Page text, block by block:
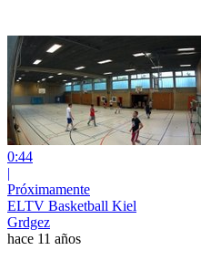
0:44
|
Próximamente
ELTV Basketball Kiel
Grdgez
hace 11 años